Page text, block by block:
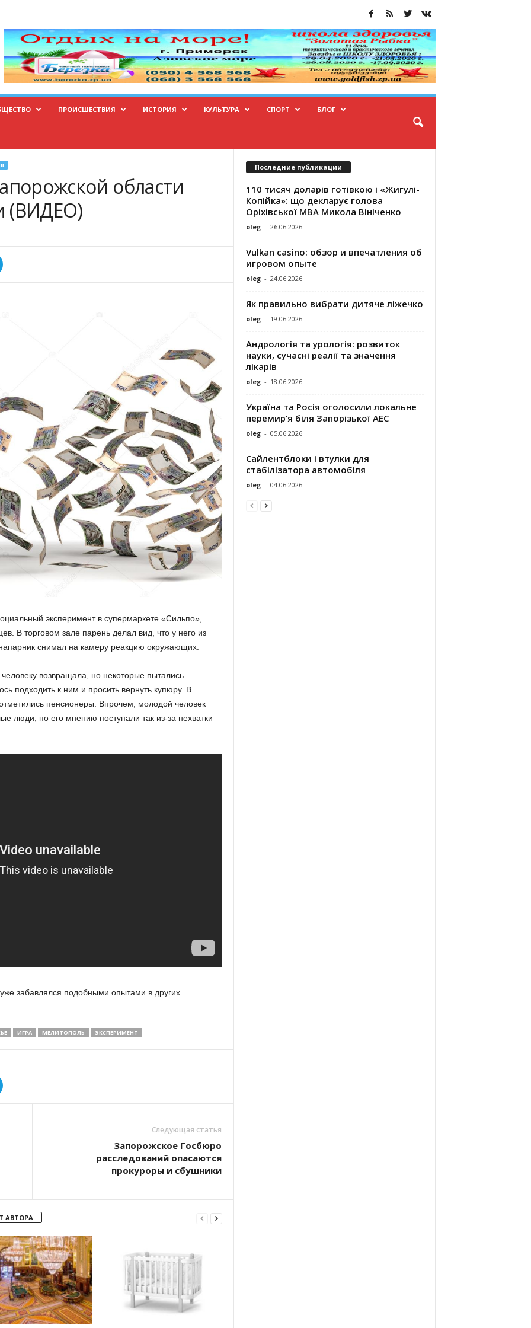
ПРОИСШЕСТВИЯ ИСТОРИЯ КУЛЬТУРА СПОРТ БЛОГ
области
(ВИДЕО)
эксперимент в супермаркете «Сильпо»,
В торговом зале парень делал вид, что у него из
снимал на камеру реакцию окружающих.
возвращала, но некоторые пытались
подходить к ним и просить вернуть купюру. В
пенсионеры. Впрочем, молодой человек
люди, по его мнению поступали так из-за нехватки
забавлялся подобными опытами в других
ИГРА МЕЛИТОПОЛЬ ЭКСПЕРИМЕНТ
Следующая статья
Запорожское Госбюро
расследований опасаются
прокуроры и сбушники
АВТОРА
Последние публикации
110 тисяч доларів готівкою і «Жигулі-
Копійка»: що декларує голова
Оріхівської МВА Микола Вініченко
oleg - 26.06.2026
Vulkan casino: обзор и впечатления об
игровом опыте
oleg - 24.06.2026
Як правильно вибрати дитяче ліжечко
oleg - 19.06.2026
Андрологія та урологія: розвиток
науки, сучасні реалії та значення
лікарів
oleg - 18.06.2026
Україна та Росія оголосили локальне
перемир’я біля Запорізької АЕС
oleg - 05.06.2026
Сайлентблоки і втулки для
стабілізатора автомобіля
oleg - 04.06.2026